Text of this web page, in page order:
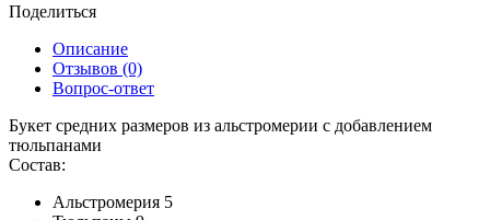
Поделиться
Описание
Отзывов (0)
Вопрос-ответ
Букет средних размеров из альстромерии c добавлением
тюльпанами
Состав:
Альстромерия 5